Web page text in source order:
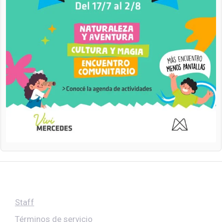
Staff
Términos de servicio